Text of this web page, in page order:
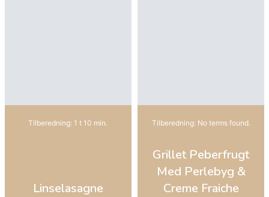
Tilberedning: 1 t 10 min.
Linselasagne
Tilberedning: No terms found.
Grillet Peberfrugt
Med Perlebyg &
Creme Fraiche